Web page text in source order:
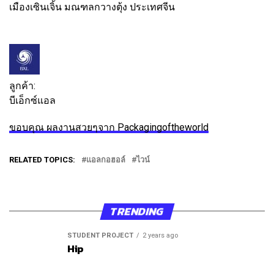
เมืองเซินเจิ้น มณฑลกวางตุ้ง ประเทศจีน
ลูกค้า:
บีเอ็กซ์แอล
ขอบคุณ ผลงานสวยๆจาก Packagingoftheworld
RELATED TOPICS: แอลกอฮอล์ ไวน์
TRENDING
STUDENT PROJECT 2 years ago
Hip